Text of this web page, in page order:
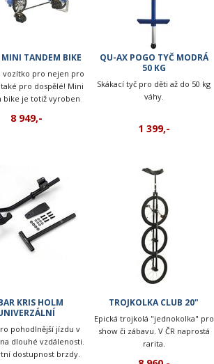
TANDEM BIKE
vozítko pro nejen pro
pro dospělé! Mini
bike je totiž vyroben
dospělých (na párty, v
8 949,-
QU-AX POGO TYČ MODRÁ
50 KG
Skákací tyč pro děti až do 50 kg
váhy.
1 399,-
KRIS HOLM
pohodlnější jízdu v
dlouhé vzdálenosti.
dostupnost brzdy.
TROJKOLKA CLUB 20"
Epická trojkolá "jednokolka" pro
show či zábavu. V ČR naprostá
rarita.